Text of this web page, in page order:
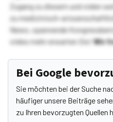
Zugang zu diesem und vielen
zu medizinisch-
News, spannende
vieles mehr erwarten Sie!Wir
Bei Google
Sie möchten bei der Suche
häufiger unsere Beiträge
zu Ihren bevorzugten Quellen